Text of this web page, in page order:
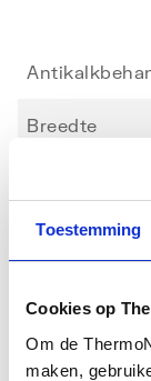
Toestemming
Cookies op
Om de
maken,
Breedte
in lijn
Geschikt
Geschikt
montage